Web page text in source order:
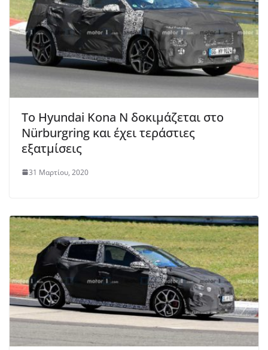
Το Hyundai Kona N δοκιμάζεται στο
Nürburgring και έχει τεράστιες
εξατμίσεις
31 Μαρτίου, 2020